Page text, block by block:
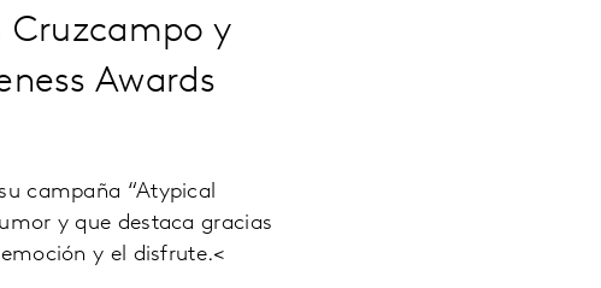
Cruzcampo y
Awards
campaña “Atypical
y que destaca gracias
y el disfrute.<